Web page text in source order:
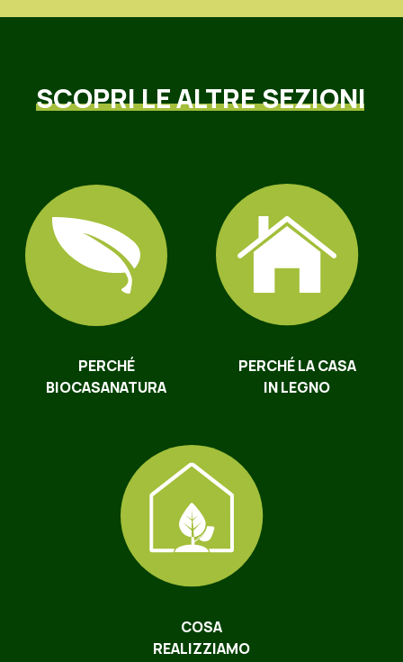
SCOPRILEALTRESEZIONI
PERCHÉ
BIOCASANATURA
PERCHÉ LA CASA
IN LEGNO
COSA
REALIZZIAMO